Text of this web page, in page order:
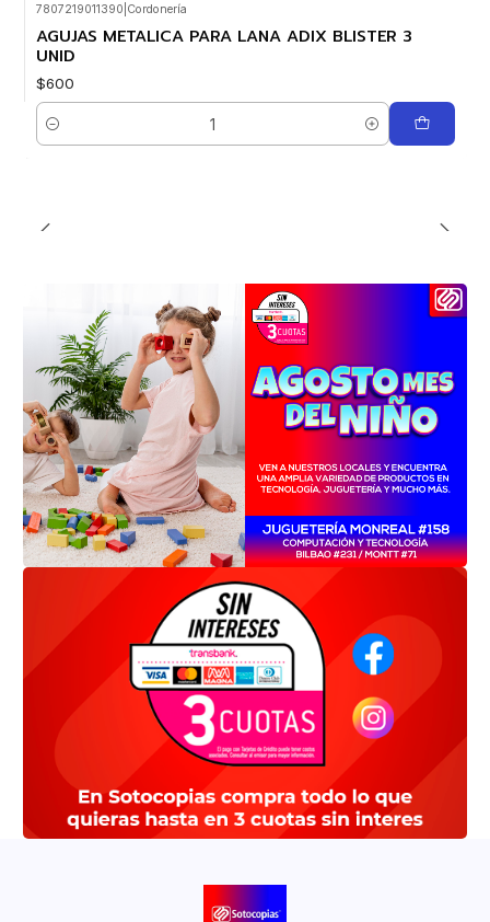
7807219011390 Cordonería
AGUJAS METALICA PARA LANA ADIX BLISTER 3
UNID
$600
Cantidad